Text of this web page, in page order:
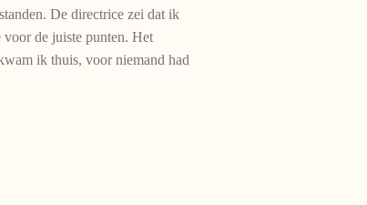
De directrice zei dat ik
de juiste punten. Het
ik thuis, voor niemand had